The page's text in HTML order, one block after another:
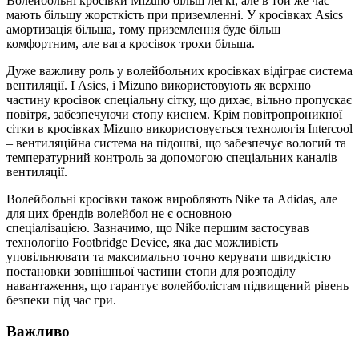
мають більшу жорсткість при приземленні. У кросівках Asics
амортизація більша, тому приземлення буде більш
комфортним, але вага кросівок трохи більша.
Дуже важливу роль у волейбольних кросівках відіграє система
вентиляції. І Asics, і Mizuno використовують як верхню
частину кросівок спеціальну сітку, що дихає, вільно пропускає
повітря, забезпечуючи стопу киснем. Крім повітропроникної
сітки в кросівках Mizuno використовується технологія Intercool
– вентиляційна система на підошві, що забезпечує вологий та
температурний контроль за допомогою спеціальних каналів
вентиляції.
Волейбольні кросівки також виробляють Nike та Adidas, але
для цих брендів волейбол не є основною
спеціалізацією. Зазначимо, що Nike першим застосував
технологію Footbridge Device, яка дає можливість
уповільнювати та максимально точно керувати швидкістю
постановки зовнішньої частини стопи для розподілу
навантаження, що гарантує волейболістам підвищений рівень
безпеки під час гри.
Важливо